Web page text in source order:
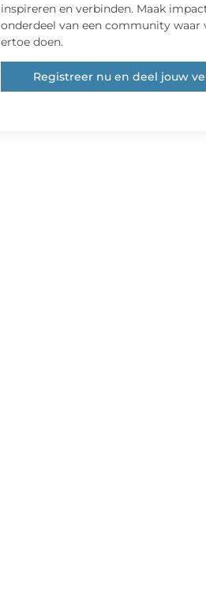
inspireren en verbinden. Maak
onderdeel van een community waar
ertoe doen.
Registreer nu en deel jouw